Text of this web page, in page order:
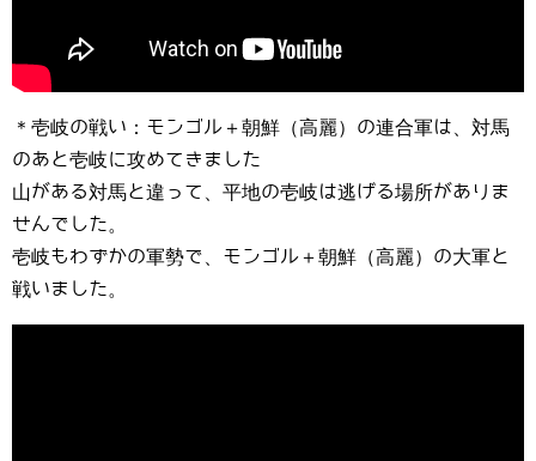
＊壱岐の戦い：モンゴル＋朝鮮（高麗）の連合軍は、対馬
のあと壱岐に攻めてきました
山がある対馬と違って、平地の壱岐は逃げる場所がありま
せんでした。
壱岐もわずかの軍勢で、モンゴル＋朝鮮（高麗）の大軍と
戦いました。